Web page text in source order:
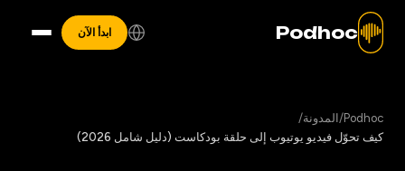
Podhoc ابدأ الآن
Podhoc
/ المدونة/
كيف تحوّل فيديو يوتيوب إلى حلقة بودكاست (دليل شامل 2026)